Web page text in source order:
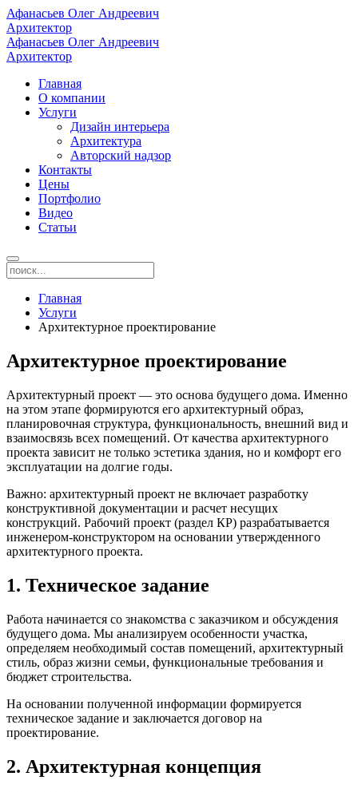
Афанасьев Олег Андреевич
Архитектор
Афанасьев Олег Андреевич
Архитектор
Главная
О компании
Услуги
Дизайн интерьера
Архитектура
Авторский надзор
Контакты
Цены
Портфолио
Видео
Статьи
Главная
Услуги
Архитектурное проектирование
Архитектурное проектирование
Архитектурный проект — это основа будущего дома. Именно
на этом этапе формируются его архитектурный образ,
планировочная структура, функциональность, внешний вид и
взаимосвязь всех помещений. От качества архитектурного
проекта зависит не только эстетика здания, но и комфорт его
эксплуатации на долгие годы.
Важно: архитектурный проект не включает разработку
конструктивной документации и расчет несущих
конструкций. Рабочий проект (раздел КР) разрабатывается
инженером-конструктором на основании утвержденного
архитектурного проекта.
1. Техническое задание
Работа начинается со знакомства с заказчиком и обсуждения
будущего дома. Мы анализируем особенности участка,
определяем необходимый состав помещений, архитектурный
стиль, образ жизни семьи, функциональные требования и
бюджет строительства.
На основании полученной информации формируется
техническое задание и заключается договор на
проектирование.
2. Архитектурная концепция